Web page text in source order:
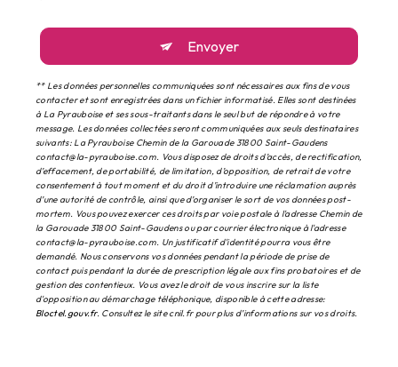
Envoyer
** Les données personnelles communiquées sont nécessaires aux fins de vous
contacter et sont enregistrées dans un fichier informatisé. Elles sont destinées
à La Pyrauboise et ses sous-traitants dans le seul but de répondre à votre
message. Les données collectées seront communiquées aux seuls destinataires
suivants: La Pyrauboise Chemin de la Garouade 31800 Saint-Gaudens
contact@la-pyrauboise.com. Vous disposez de droits d’accès, de rectification,
d’effacement, de portabilité, de limitation, d’opposition, de retrait de votre
consentement à tout moment et du droit d’introduire une réclamation auprès
d’une autorité de contrôle, ainsi que d’organiser le sort de vos données post-
mortem. Vous pouvez exercer ces droits par voie postale à l'adresse Chemin de
la Garouade 31800 Saint-Gaudens ou par courrier électronique à l'adresse
contact@la-pyrauboise.com. Un justificatif d'identité pourra vous être
demandé. Nous conservons vos données pendant la période de prise de
contact puis pendant la durée de prescription légale aux fins probatoires et de
gestion des contentieux. Vous avez le droit de vous inscrire sur la liste
d'opposition au démarchage téléphonique, disponible à cette adresse:
Bloctel.gouv.fr. Consultez le site cnil.fr pour plus d’informations sur vos droits.